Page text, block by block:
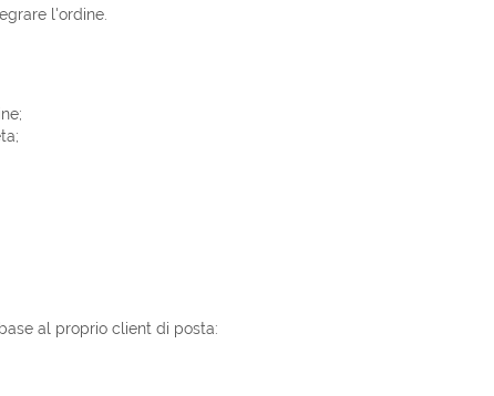
l'ordine.
al proprio client di posta: